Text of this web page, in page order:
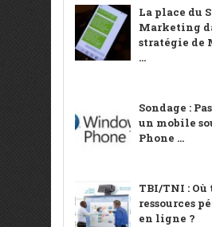
La place du
Marketing
stratégie de
...
Sondage :
un mobile
Phone ...
TBI/TNI :
ressources
en ligne ?